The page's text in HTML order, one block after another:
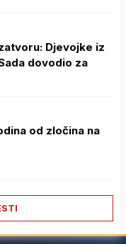
Djevojke iz
dovodio za
od zločina na